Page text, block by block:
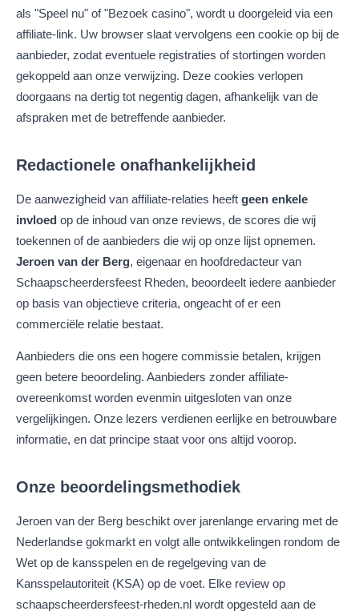
als "Speel nu" of "Bezoek casino", wordt u doorgeleid via een
affiliate-link. Uw browser slaat vervolgens een cookie op bij de
aanbieder, zodat eventuele registraties of stortingen worden
gekoppeld aan onze verwijzing. Deze cookies verlopen
doorgaans na dertig tot negentig dagen, afhankelijk van de
afspraken met de betreffende aanbieder.
Redactionele onafhankelijkheid
De aanwezigheid van affiliate-relaties heeft geen enkele
invloed op de inhoud van onze reviews, de scores die wij
toekennen of de aanbieders die wij op onze lijst opnemen.
Jeroen van der Berg, eigenaar en hoofdredacteur van
Schaapscheerdersfeest Rheden, beoordeelt iedere aanbieder
op basis van objectieve criteria, ongeacht of er een
commerciële relatie bestaat.
Aanbieders die ons een hogere commissie betalen, krijgen
geen betere beoordeling. Aanbieders zonder affiliate-
overeenkomst worden evenmin uitgesloten van onze
vergelijkingen. Onze lezers verdienen eerlijke en betrouwbare
informatie, en dat principe staat voor ons altijd voorop.
Onze beoordelingsmethodiek
Jeroen van der Berg beschikt over jarenlange ervaring met de
Nederlandse gokmarkt en volgt alle ontwikkelingen rondom de
Wet op de kansspelen en de regelgeving van de
Kansspelautoriteit (KSA) op de voet. Elke review op
schaapscheerdersfeest-rheden.nl wordt opgesteld aan de